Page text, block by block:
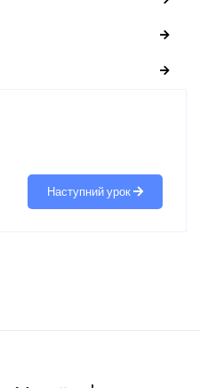
Наступний урок